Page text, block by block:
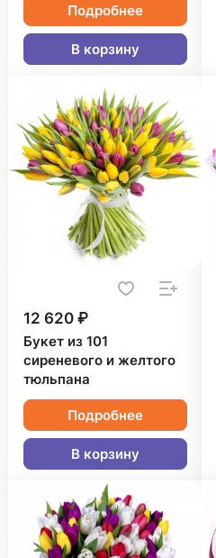
Подробнее
В корзину
12 620 ₽
Букет из 101
сиреневого и желтого
тюльпана
Подробнее
В корзину